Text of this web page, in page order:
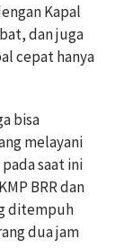
Kapal
dan juga
cepat hanya
bisa
melayani
saat ini
BRR dan
ditempuh
dua jam